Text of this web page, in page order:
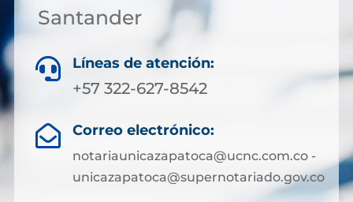
Santander
 Líneas de atención:
+57 322-627-8542
 Correo electrónico:
notariaunicazapatoca@ucnc.com.co -
unicazapatoca@supernotariado.gov.co